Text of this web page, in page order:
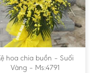
hoa chia buồn – Suối
Vàng – Ms:4791